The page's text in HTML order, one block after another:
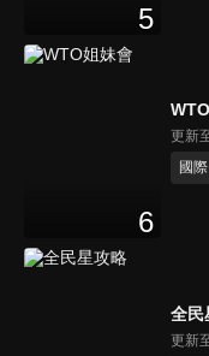
5
6
更新
國際
全民
更新